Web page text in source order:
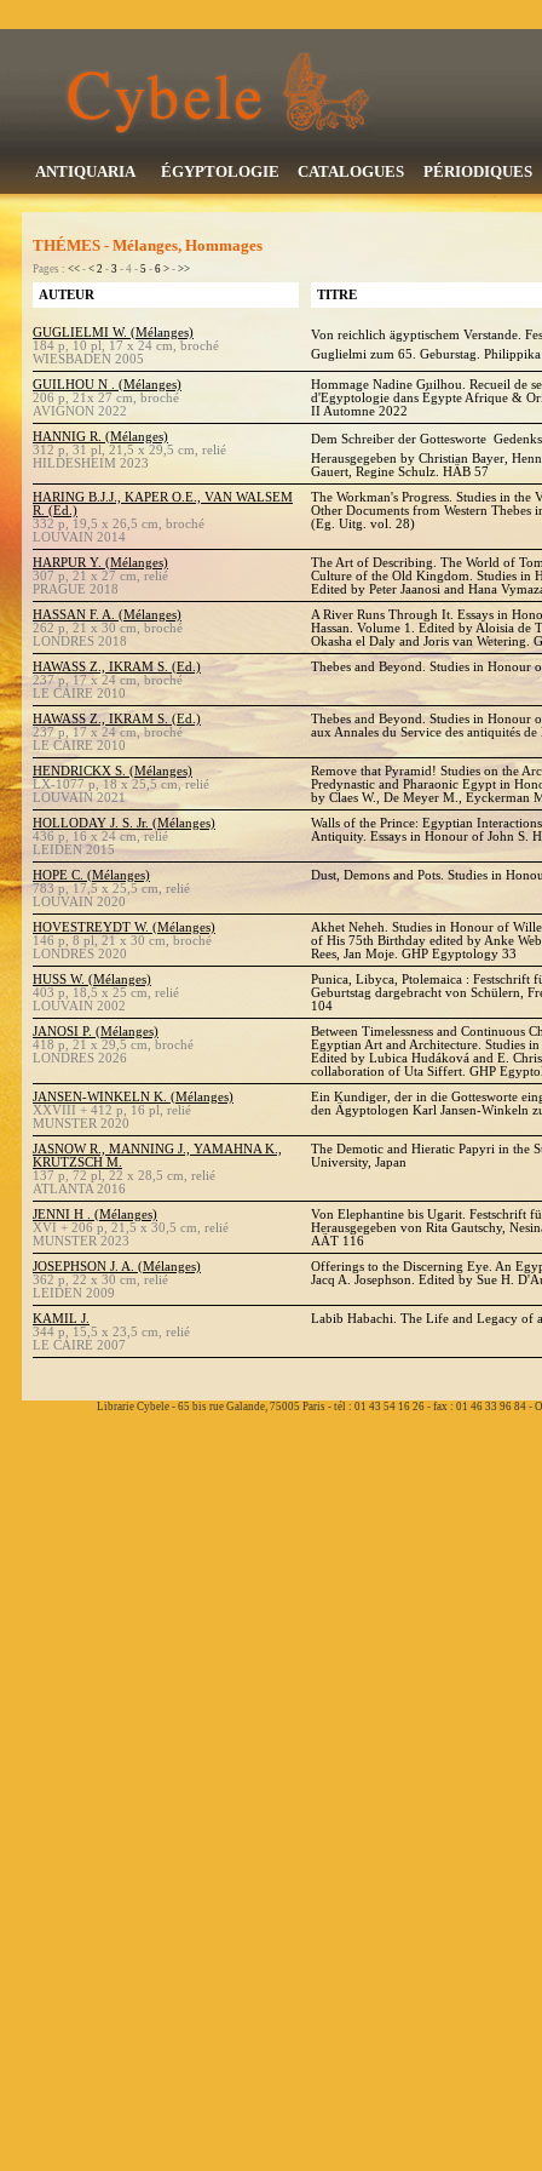
ANTIQUARIA ÉGYPTOLOGIE CATALOGUES PÉRIODIQUES
THÉMES - Mélanges, Hommages
Pages : << - < 2 - 3 - 4 - 5 - 6 > - >>
AUTEUR TITRE
GUGLIELMI W. (Mélanges)
184 p, 10 pl, 17 x 24 cm, broché
WIESBADEN 2005
Von reichlich ägyptischem Verstande.
Guglielmi zum 65. Geburstag.
GUILHOU N . (Mélanges)
206 p, 21x 27 cm, broché
AVIGNON 2022
Hommage Nadine Guilhou. Recueil de
d'Egyptologie dans Égypte Afrique &
II Automne 2022
HANNIG R. (Mélanges)
312 p, 31 pl, 21,5 x 29,5 cm, relié
HILDESHEIM 2023
Dem Schreiber der Gottesworte 
Herausgegeben by Christian Bayer,
Gauert, Regine Schulz. HÄB 57
HARING B.J.J., KAPER O.E., VAN WALSEM
R. (Ed.)
332 p, 19,5 x 26,5 cm, broché
LOUVAIN 2014
The Workman's Progress. Studies in the
Other Documents from Western Thebes
(Eg. Uitg. vol. 28)
HARPUR Y. (Mélanges)
307 p, 21 x 27 cm, relié
PRAGUE 2018
The Art of Describing. The World of
Culture of the Old Kingdom. Studies in
Edited by Peter Jaanosi and Hana
HASSAN F. A. (Mélanges)
262 p, 21 x 30 cm, broché
LONDRES 2018
A River Runs Through It. Essays in
Hassan. Volume 1. Edited by Aloisia de
Okasha el Daly and Joris van Wetering.
HAWASS Z., IKRAM S. (Ed.)
237 p, 17 x 24 cm, broché
LE CAIRE 2010
Thebes and Beyond. Studies in Honour
HAWASS Z., IKRAM S. (Ed.)
237 p, 17 x 24 cm, broché
LE CAIRE 2010
Thebes and Beyond. Studies in Honour
aux Annales du Service des antiquités
HENDRICKX S. (Mélanges)
LX-1077 p, 18 x 25,5 cm, relié
LOUVAIN 2021
Remove that Pyramid! Studies on the
Predynastic and Pharaonic Egypt in
by Claes W., De Meyer M., Eyckerman
HOLLODAY J. S. Jr. (Mélanges)
436 p, 16 x 24 cm, relié
LEIDEN 2015
Walls of the Prince: Egyptian
Antiquity. Essays in Honour of John S.
HOPE C. (Mélanges)
783 p, 17,5 x 25,5 cm, relié
LOUVAIN 2020
Dust, Demons and Pots. Studies in
HOVESTREYDT W. (Mélanges)
146 p, 8 pl, 21 x 30 cm, broché
LONDRES 2020
Akhet Neheh. Studies in Honour of
of His 75th Birthday edited by Anke
Rees, Jan Moje. GHP Egyptology 33
HUSS W. (Mélanges)
403 p, 18,5 x 25 cm, relié
LOUVAIN 2002
Punica, Libyca, Ptolemaica : Festschrift
Geburtstag dargebracht von Schülern,
104
JANOSI P. (Mélanges)
418 p, 21 x 29,5 cm, broché
LONDRES 2026
Between Timelessness and Continuous
Egyptian Art and Architecture. Studies
Edited by Lubica Hudáková and E.
collaboration of Uta Siffert. GHP
JANSEN-WINKELN K. (Mélanges)
XXVIII + 412 p, 16 pl, relié
MUNSTER 2020
Ein Kundiger, der in die Gottesworte
den Ägyptologen Karl Jansen-Winkeln
JASNOW R., MANNING J., YAMAHNA K.,
KRUTZSCH M.
137 p, 72 pl, 22 x 28,5 cm, relié
ATLANTA 2016
The Demotic and Hieratic Papyri in the
University, Japan
JENNI H . (Mélanges)
XVI + 206 p, 21,5 x 30,5 cm, relié
MUNSTER 2023
Von Elephantine bis Ugarit. Festschrift
Herausgegeben von Rita Gautschy,
AÄT 116
JOSEPHSON J. A. (Mélanges)
362 p, 22 x 30 cm, relié
LEIDEN 2009
Offerings to the Discerning Eye. An
Jacq A. Josephson. Edited by Sue H.
KAMIL J.
344 p, 15,5 x 23,5 cm, relié
LE CAIRE 2007
Labib Habachi. The Life and Legacy of
Librarie Cybele - 65 bis rue Galande, 75005 Paris - tél : 01 43 54 16 26 - fax : 01 46 33 96 84